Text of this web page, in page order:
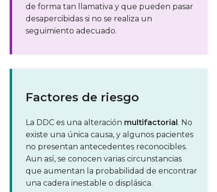
de forma tan llamativa y que pueden pasar
desapercibidas si no se realiza un
seguimiento adecuado.
Factores de riesgo
La DDC es una alteración multifactorial . No
existe una única causa, y algunos pacientes
no presentan antecedentes reconocibles.
Aun así, se conocen varias circunstancias
que aumentan la probabilidad de encontrar
una cadera inestable o displásica.